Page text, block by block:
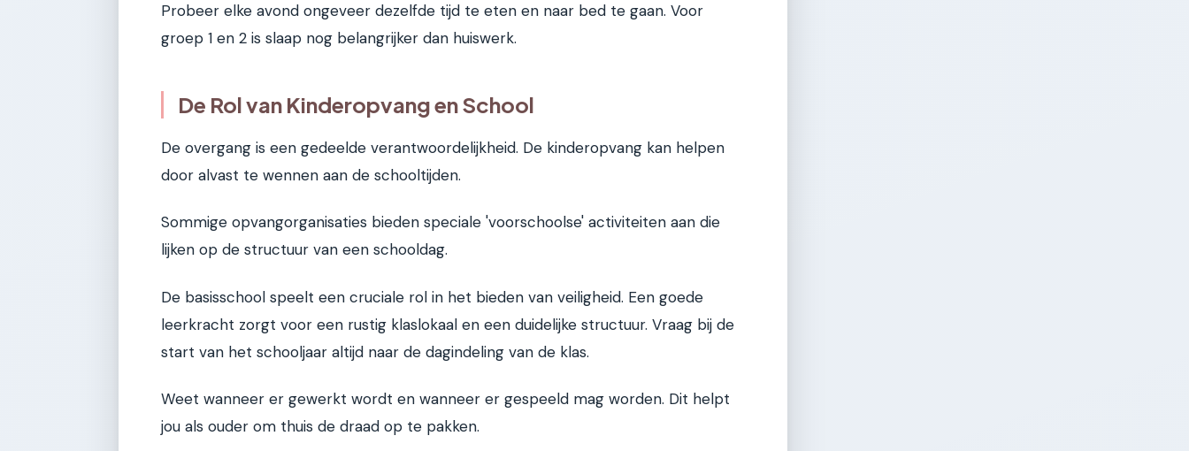
Probeer elke avond ongeveer dezelfde tijd te eten en naar bed te gaan. Voor
groep 1 en 2 is slaap nog belangrijker dan huiswerk.
De Rol van Kinderopvang en School
De overgang is een gedeelde verantwoordelijkheid. De kinderopvang kan helpen
door alvast te wennen aan de schooltijden.
Sommige opvangorganisaties bieden speciale 'voorschoolse' activiteiten aan die
lijken op de structuur van een schooldag.
De basisschool speelt een cruciale rol in het bieden van veiligheid. Een goede
leerkracht zorgt voor een rustig klaslokaal en een duidelijke structuur. Vraag bij de
start van het schooljaar altijd naar de dagindeling van de klas.
Weet wanneer er gewerkt wordt en wanneer er gespeeld mag worden. Dit helpt
jou als ouder om thuis de draad op te pakken.